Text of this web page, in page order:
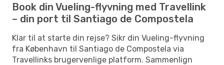
Book din Vueling-flyvning med Travellink
– din port til Santiago de Compostela
Klar til at starte din rejse? Sikr din Vueling-flyvning
fra København til Santiago de Compostela via
Travellinks brugervenlige platform. Sammenlign